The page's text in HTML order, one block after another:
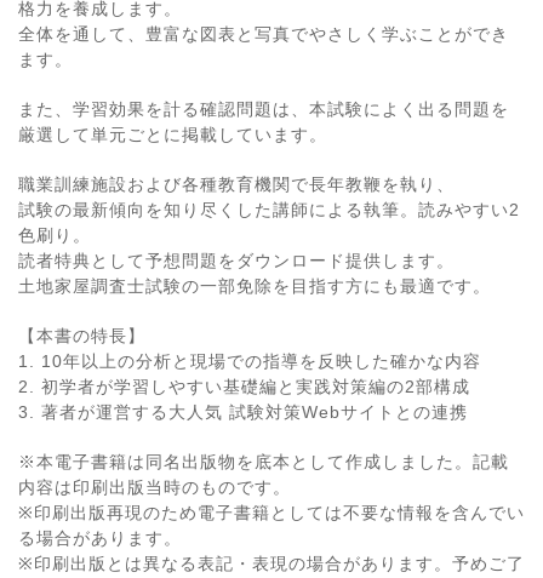
格力を養成します。
全体を通して、豊富な図表と写真でやさしく学ぶことができ
ます。
また、学習効果を計る確認問題は、本試験によく出る問題を
厳選して単元ごとに掲載しています。
職業訓練施設および各種教育機関で長年教鞭を執り、
試験の最新傾向を知り尽くした講師による執筆。読みやすい2
色刷り。
読者特典として予想問題をダウンロード提供します。
土地家屋調査士試験の一部免除を目指す方にも最適です。
【本書の特長】
1. 10年以上の分析と現場での指導を反映した確かな内容
2. 初学者が学習しやすい基礎編と実践対策編の2部構成
3. 著者が運営する大人気 試験対策Webサイトとの連携
※本電子書籍は同名出版物を底本として作成しました。記載
内容は印刷出版当時のものです。
※印刷出版再現のため電子書籍としては不要な情報を含んでい
る場合があります。
※印刷出版とは異なる表記・表現の場合があります。予めご了